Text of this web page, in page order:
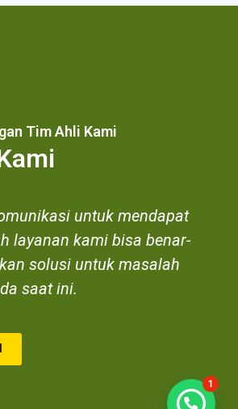
Tim Ahli Kami
untuk mendapat
layanan kami bisa benar-
solusi untuk masalah
saat ini.
1